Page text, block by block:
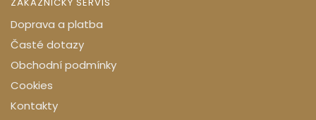
Doprava a platba
Časté dotazy
Obchodní podmínky
Cookies
Kontakty